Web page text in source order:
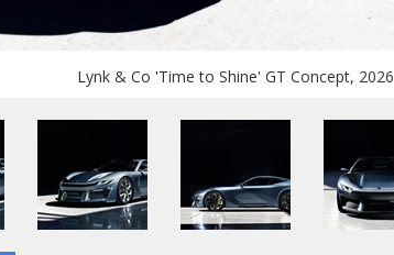
Lynk & Co 'Time to Shine' GT Concept, 2026